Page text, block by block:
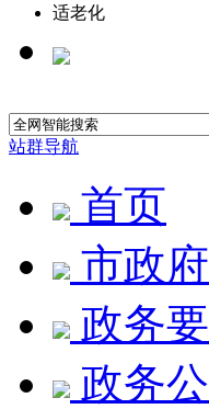
适老化
站群导航
首页
市政府
政务
政务